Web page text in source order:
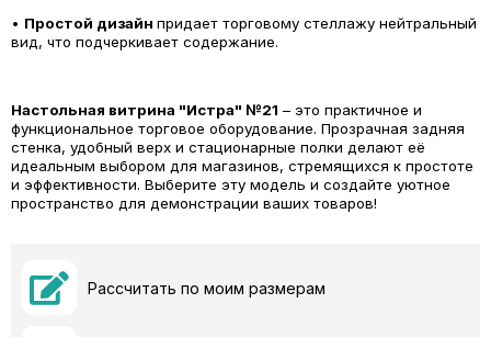
• Простой дизайн придает торговому стеллажу нейтральный
вид, что подчеркивает содержание.
Настольная витрина "Истра" №21 – это практичное и
функциональное торговое оборудование. Прозрачная задняя
стенка, удобный верх и стационарные полки делают её
идеальным выбором для магазинов, стремящихся к простоте
и эффективности. Выберите эту модель и создайте уютное
пространство для демонстрации ваших товаров!
Рассчитать по моим размерам